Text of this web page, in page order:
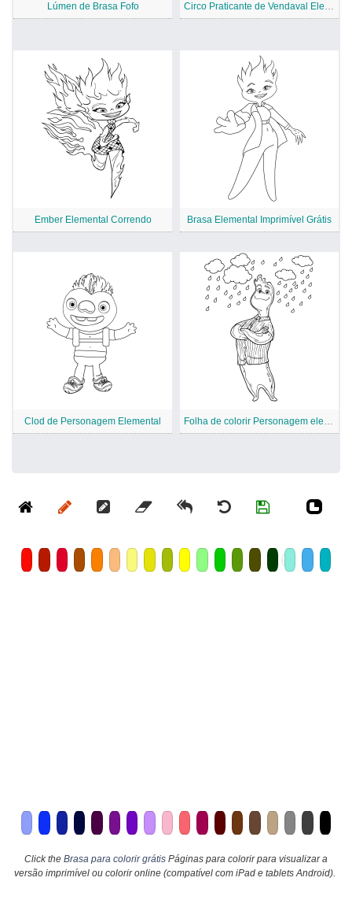
Lúmen de Brasa Fofo Circo Praticante de Vendaval Elemental
Ember Elemental Correndo Brasa Elemental Imprimível Grátis
Clod de Personagem Elemental Folha de colorir Personagem elementar
Click the Brasa para colorir grátis Páginas para colorir para visualizar a
versão imprimível ou colorir online (compatível com iPad e tablets Android).